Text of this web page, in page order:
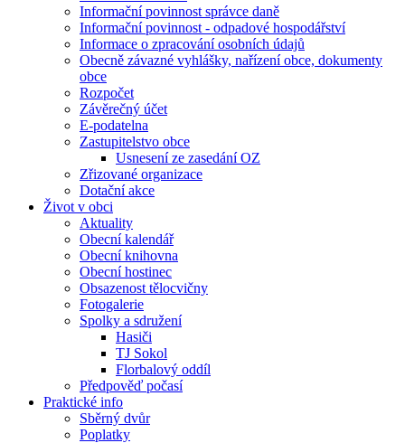
Informační povinnost správce daně
Informační povinnost - odpadové hospodářství
Informace o zpracování osobních údajů
Obecně závazné vyhlášky, nařízení obce, dokumenty
obce
Rozpočet
Závěrečný účet
E-podatelna
Zastupitelstvo obce
Usnesení ze zasedání OZ
Zřizované organizace
Dotační akce
Život v obci
Aktuality
Obecní kalendář
Obecní knihovna
Obecní hostinec
Obsazenost tělocvičny
Fotogalerie
Spolky a sdružení
Hasiči
TJ Sokol
Florbalový oddíl
Předpověď počasí
Praktické info
Sběrný dvůr
Poplatky